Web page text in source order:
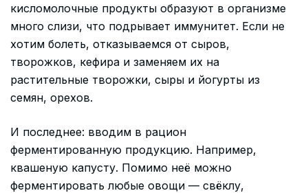
кисломолочные продукты образуют в организме
много слизи, что подрывает иммунитет. Если не
хотим болеть, отказываемся от сыров,
творожков, кефира и заменяем их на
растительные творожки, сыры и йогурты из
семян, орехов.
И последнее: вводим в рацион
ферментированную продукцию. Например,
квашеную капусту. Помимо неё можно
ферментировать любые овощи — свёклу,